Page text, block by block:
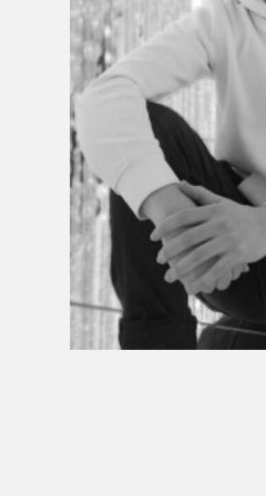
À propos du Salon
Liste des exposant·e·s
Liste des auteur·rice·s